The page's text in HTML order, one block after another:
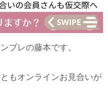
ブレの藤本です。
もオンラインお見合いが